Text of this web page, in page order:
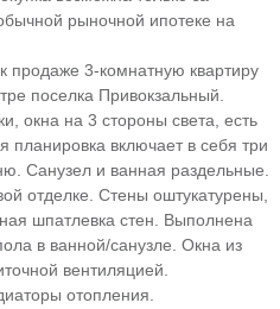
рыночной ипотеке на
продаже 3-комнатную квартиру
поселка Привокзальный.
окна на 3 стороны света, есть
включает в себя три
Санузел и ванная раздельные.
отделке. Стены оштукатурены,
шпатлевка стен. Выполнена
в ванной/санузле. Окна из
вентиляцией.
отопления.